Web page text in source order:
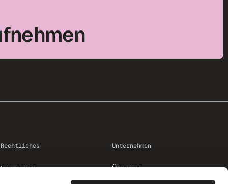
Rechtliches
Impressum
Unternehmen
Über uns